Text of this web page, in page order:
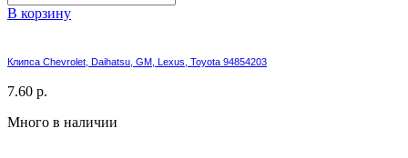
В корзину
Клипса Chevrolet, Daihatsu, GM, Lexus, Toyota 94854203
7.60 р.
Много в наличии